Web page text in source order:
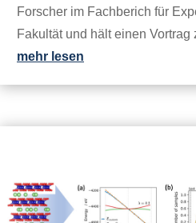
Forscher im Fachberich für
Fakultät und hält einen Vortrag
mehr lesen